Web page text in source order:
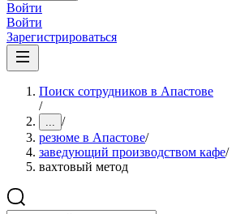
Войти
Войти
Зарегистрироваться
Поиск сотрудников в Апастове
/
... /
резюме в Апастове/
заведующий производством кафе/
вахтовый метод